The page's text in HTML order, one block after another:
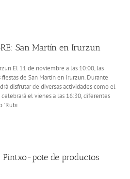
San Martín en Irurzun
El 11 de noviembre a las 10:00, las
de San Martín en Irurzun. Durante
disfrutar de diversas actividades como el
el vienes a las 16:30, diferentes
"Rubi
Pintxo-pote de productos